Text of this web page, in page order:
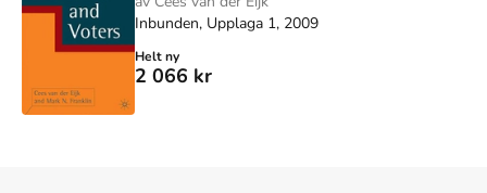
Inbunden, Upplaga 1, 2009
Helt ny
2 066 kr